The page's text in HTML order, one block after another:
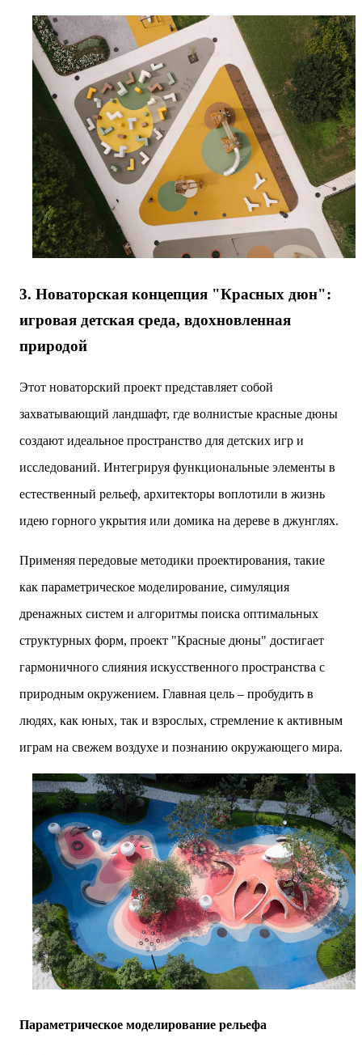
3. Новаторская концепция "Красных дюн":
игровая детская среда, вдохновленная
природой
Этот новаторский проект представляет собой
захватывающий ландшафт, где волнистые красные дюны
создают идеальное пространство для детских игр и
исследований. Интегрируя функциональные элементы в
естественный рельеф, архитекторы воплотили в жизнь
идею горного укрытия или домика на дереве в джунглях.
Применяя передовые методики проектирования, такие
как параметрическое моделирование, симуляция
дренажных систем и алгоритмы поиска оптимальных
структурных форм, проект "Красные дюны" достигает
гармоничного слияния искусственного пространства с
природным окружением. Главная цель – пробудить в
людях, как юных, так и взрослых, стремление к активным
играм на свежем воздухе и познанию окружающего мира.
Параметрическое моделирование рельефа